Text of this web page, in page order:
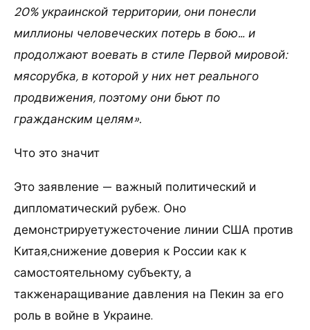
20% украинской территории, они понесли
миллионы человеческих потерь в бою… и
продолжают воевать в стиле Первой мировой:
мясорубка, в которой у них нет реального
продвижения, поэтому они бьют по
гражданским целям».
Что это значит
Это заявление — важный политический и
дипломатический рубеж. Оно
демонстрируетужесточение линии США против
Китая,снижение доверия к России как к
самостоятельному субъекту, а
такженаращивание давления на Пекин за его
роль в войне в Украине.